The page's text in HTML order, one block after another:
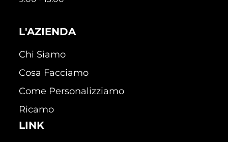
L'AZIENDA
Chi Siamo
Cosa Facciamo
Come Personalizziamo
Ricamo
LINK